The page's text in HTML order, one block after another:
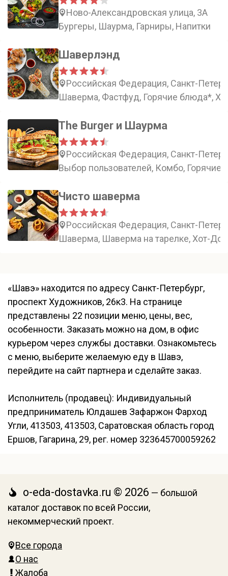
Ново-Александровская улица, 3А
Бургеры, Шаурма, Гарниры, Напитки
Шаверлэнд
Российская Федерация, Санкт-
Шаверма, Фастфуд, Горячие блюда*,
The Burger и Шаурма
Российская Федерация, Санкт-
Выбор пользователей, Комбо, Горячие
Чисто шаверма
Российская Федерация, Санкт-
Шаверма, Шаверма на тарелке, Хот-
«Шавэ» находится по адресу Санкт-Петербург,
проспект Художников, 26к3. На странице
представлены 22 позиции меню, цены, вес,
особенности. Заказать можно на дом, в офис
курьером через службы доставки. Ознакомьтесь
с меню, выберите желаемую еду в Шавэ,
перейдите на сайт партнера и сделайте заказ.
Исполнитель (продавец): Индивидуальный
предприниматель Юлдашев Зафаржон Фарход
Угли, 413503, 413503, Саратовская область город
Ершов, Гагарина, 29, рег. номер 323645700059262
o-eda-dostavka.ru © 2026 — большой
каталог доставок по всей России,
некоммерческий проект.
Все города
О нас
Жалоба